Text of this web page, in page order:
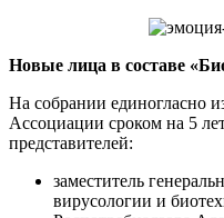
Новые лица в составе
На собрании единогласно
Ассоциации сроком на 5
представителей:
заместитель
вирусологии и